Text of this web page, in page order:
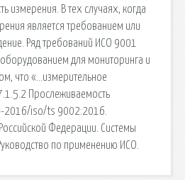
измерения. В тех случаях, когда
является требованием или
Ряд требований ИСО 9001
для мониторинга и
что «…измерительное
Прослеживаемость
2016/iso/ts 9002:2016.
Федерации. Системы
по применению ИСО.